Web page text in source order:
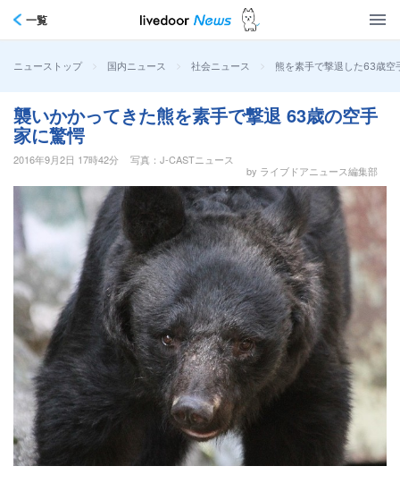
一覧
ニューストップ > 国内ニュース > 社会ニュース > 熊を素手で撃退した63歳
襲いかかってきた熊を素手で撃退 63歳の空手
家に驚愕
2016年9月2日 17時42分
写真：J-CASTニュース
by ライブドアニュース編集部